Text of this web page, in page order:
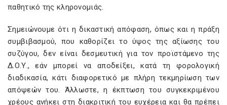
παθητικό της κληρονομιάς.
Σημειώνουμε ότι η δικαστική απόφαση, όπως και η πράξη
συμβιβασμού, που καθορίζει το ύψος της αξίωσης του
συζύγου, δεν είναι δεσμευτική για τον προϊστάμενο της
Δ.Ο.Υ., εάν μπορεί να αποδείξει, κατά τη φορολογική
διαδικασία, κάτι διαφορετικό με πλήρη τεκμηρίωση των
απόψεών του. Άλλωστε, η έκπτωση του συγκεκριμένου
χρέους ανήκει στη διακριτική του ευχέρεια και θα πρέπει